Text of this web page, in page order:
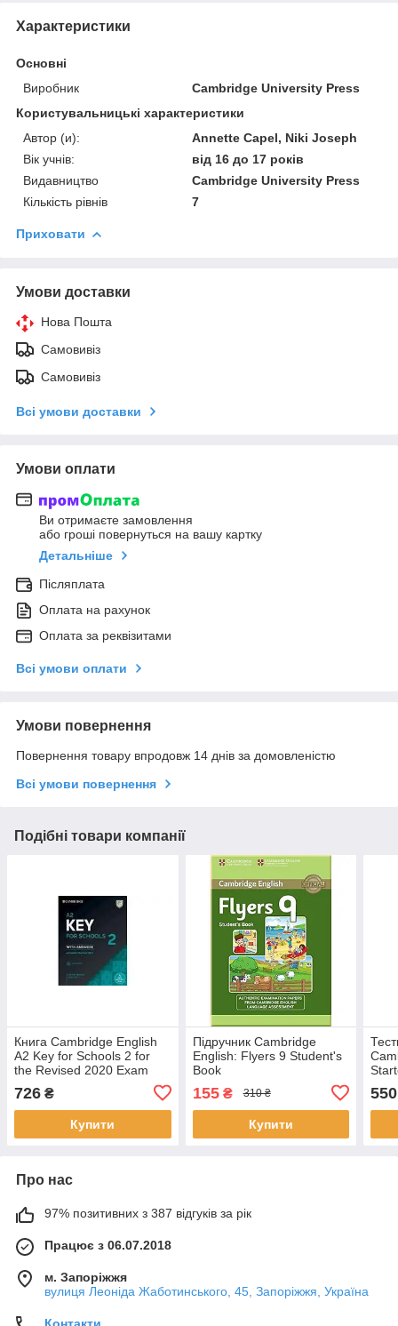
Характеристики
Основні
Виробник
Cambridge University Press
Користувальницькі характеристики
Автор (и):
Annette Capel, Niki Joseph
Вік учнів:
від 16 до 17 років
Видавництво
Cambridge University Press
Кількість рівнів
7
Приховати
Умови доставки
Нова Пошта
Самовивіз
Самовивіз
Всі умови доставки
Умови оплати
Ви отримаєте замовлення
або гроші повернуться на вашу картку
Детальніше
Післяплата
Оплата на рахунок
Оплата за реквізитами
Всі умови оплати
Умови повернення
Повернення товару впродовж 14 днів за домовленістю
Всі умови повернення
Подібні товари компанії
Книга Cambridge English
A2 Key for Schools 2 for
the Revised 2020 Exam
Answers and Audio
726 ₴
Купити
Підручник Cambridge
English: Flyers 9 Student's
Book
155₴ 310 ₴
Купити
550
Про нас
97% позитивних з 387 відгуків за рік
Працює з 06.07.2018
м. Запоріжжя
вулиця Леоніда Жаботинського, 45, Запоріжжя, Україна